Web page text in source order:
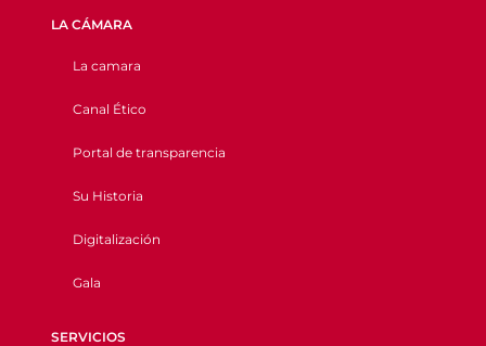
LA CÁMARA
La camara
Canal Ético
Portal de transparencia
Su Historia
Digitalización
Gala
SERVICIOS